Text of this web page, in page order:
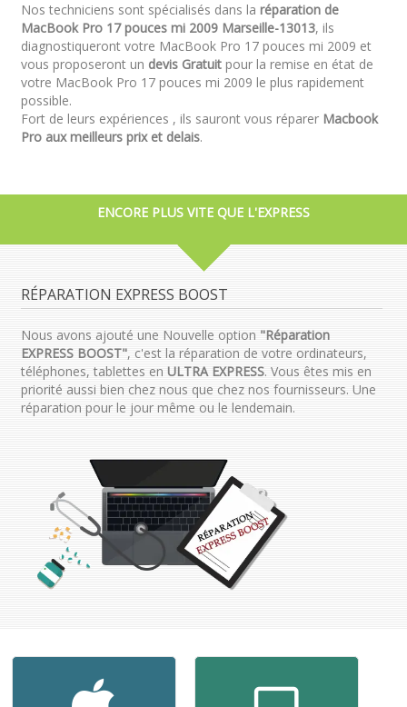
Nos techniciens sont spécialisés dans la réparation de
MacBook Pro 17 pouces mi 2009 Marseille-13013, ils
diagnostiqueront votre MacBook Pro 17 pouces mi 2009 et
vous proposeront un devis Gratuitpour la remise en état de
votre MacBook Pro 17 pouces mi 2009 le plus rapidement
possible.
Fort de leurs expériences , ils sauront vous réparer Macbook
Pro aux meilleurs prix et delais.
ENCORE PLUS VITE QUE L'EXPRESS
RÉPARATION EXPRESS BOOST
Nous avons ajouté une Nouvelle option "Réparation
EXPRESS BOOST", c'est la réparation de votre ordinateurs,
téléphones, tablettes en ULTRA EXPRESS. Vous êtes mis en
priorité aussi bien chez nous que chez nos fournisseurs. Une
réparation pour le jour même ou le lendemain.